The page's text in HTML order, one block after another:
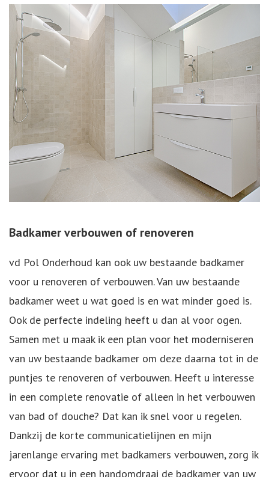
Badkamer verbouwen of renoveren
vd Pol Onderhoud kan ook uw bestaande badkamer
voor u renoveren of verbouwen. Van uw bestaande
badkamer weet u wat goed is en wat minder goed is.
Ook de perfecte indeling heeft u dan al voor ogen.
Samen met u maak ik een plan voor het moderniseren
van uw bestaande badkamer om deze daarna tot in de
puntjes te renoveren of verbouwen. Heeft u interesse
in een complete renovatie of alleen in het verbouwen
van bad of douche? Dat kan ik snel voor u regelen.
Dankzij de korte communicatielijnen en mijn
jarenlange ervaring met badkamers verbouwen, zorg ik
ervoor dat u in een handomdraai de badkamer van uw